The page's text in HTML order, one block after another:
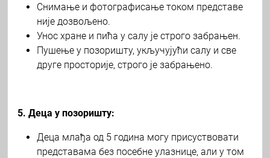
Снимање и фотографисање током представе
није дозвољено.
Унос хране и пића у салу је строго забрањен.
Пушење у позоришту, укључујући салу и све
друге просторије, строго је забрањено.
5. Деца у позоришту:
Деца млађа од 5 година могу присуствовати
представама без посебне улазнице, али у том